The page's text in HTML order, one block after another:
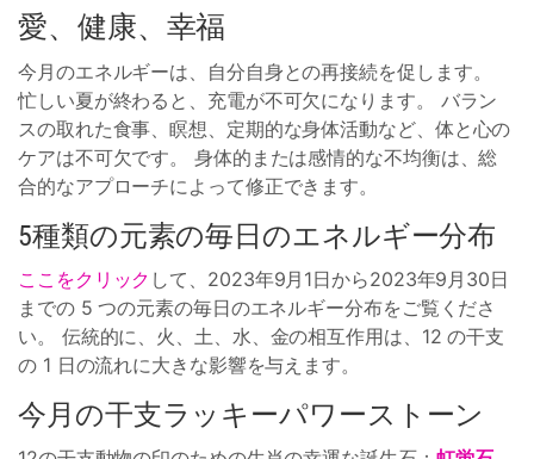
愛、健康、幸福
今月のエネルギーは、自分自身との再接続を促します。
忙しい夏が終わると、充電が不可欠になります。 バラン
スの取れた食事、瞑想、定期的な身体活動など、体と心の
ケアは不可欠です。 身体的または感情的な不均衡は、総
合的なアプローチによって修正できます。
5種類の元素の毎日のエネルギー分布
ここをクリック して、2023年9月1日から2023年9月30日
までの 5 つの元素の毎日のエネルギー分布をご覧くださ
い。 伝統的に、火、土、水、金の相互作用は、12 の干支
の 1 日の流れに大きな影響を与えます。
今月の干支ラッキーパワーストーン